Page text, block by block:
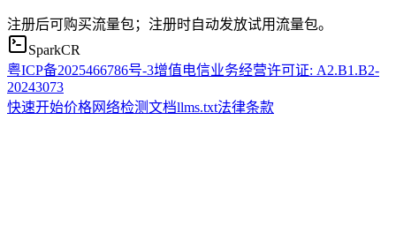
注册后可购买流量包；注册时自动发放试用流量包。
SparkCR
粤ICP备2025466786号-3增值电信业务经营许可证: A2.B1.B2-
20243073
快速开始价格网络检测文档llms.txt法律条款